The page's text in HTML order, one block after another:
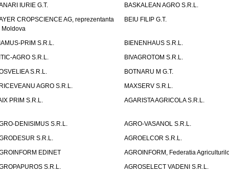
IURIE G.T.
BASKALEAN AGRO S.R.L.
CROPSCIENCE AG, reprezentanta
Moldova
BEIU FILIP G.T.
PRIM S.R.L.
BIENENHAUS S.R.L.
AGRO S.R.L.
BIVAGROTOM S.R.L.
S.R.L.
BOTNARU M G.T.
AGRO S.R.L.
MAXSERV S.R.L.
PRIM S.R.L.
AGARISTA AGRICOLA S.R.L.
DENISIMUS S.R.L.
AGRO-VASANOL S.R.L.
S.R.L.
AGROELCOR S.R.L.
EDINET
AGROINFORM, Federatia
S.R.L.
AGROSELECT VADENI S.R.L.